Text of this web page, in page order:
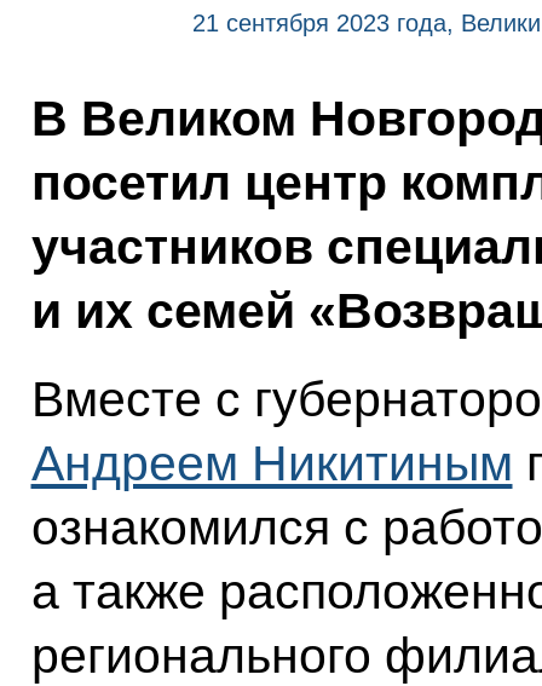
21 сентября 2023 года,
В Великом
посетил центр
участников
и их семей
Вместе с
Андреем Никитиным
ознакомился с
а также
регионального